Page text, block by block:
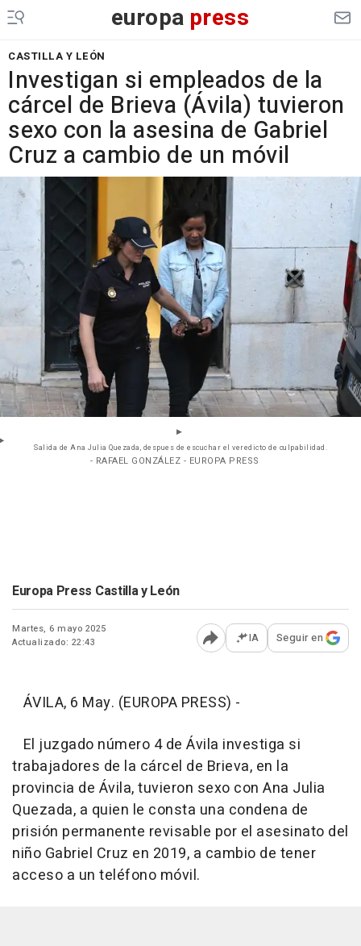
europa press
CASTILLA Y LEÓN
Investigan si empleados de la
cárcel de Brieva (Ávila) tuvieron
sexo con la asesina de Gabriel
Cruz a cambio de un móvil
Salida de Ana Julia Quezada, despues de escuchar el veredicto de culpabilidad.
- RAFAEL GONZÁLEZ - EUROPA PRESS
Europa Press Castilla y León
Martes, 6 mayo 2025
Actualizado: 22:43
Abrir opciones para
IA Seguir en
ÁVILA, 6 May. (EUROPA PRESS) -
El juzgado número 4 de Ávila investiga si
trabajadores de la cárcel de Brieva, en la
provincia de Ávila, tuvieron sexo con Ana Julia
Quezada, a quien le consta una condena de
prisión permanente revisable por el asesinato del
niño Gabriel Cruz en 2019, a cambio de tener
acceso a un teléfono móvil.